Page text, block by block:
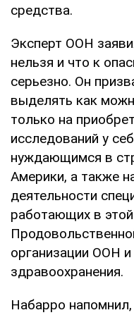
средства.
Эксперт ООН
нельзя и что к
серьезно. Он
выделять как
только на
исследований у
нуждающимся в
Америки, а также
деятельности
работающих в
организации ООН
здравоохранения.
Набарро